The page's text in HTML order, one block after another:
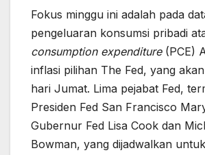
Fokus minggu ini adalah pada
pengeluaran konsumsi pribadi
consumption expenditure (PCE)
inflasi pilihan The Fed, yang
hari Jumat. Lima pejabat Fed,
Presiden Fed San Francisco
Gubernur Fed Lisa Cook dan
Bowman, yang dijadwalkan